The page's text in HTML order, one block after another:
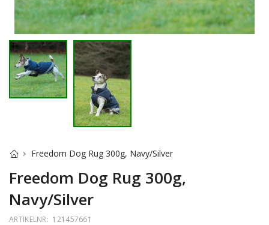
Freedom Dog Rug 300g, Navy/Silver
Freedom Dog Rug 300g,
Navy/Silver
ARTIKELNR: 121457661